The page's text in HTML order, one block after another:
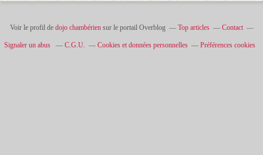
Voir le profil de dojo chambériensur le portail Overblog Top articles Contact
Signaler un abus C.G.U. Cookies et données personnelles Préférences cookies